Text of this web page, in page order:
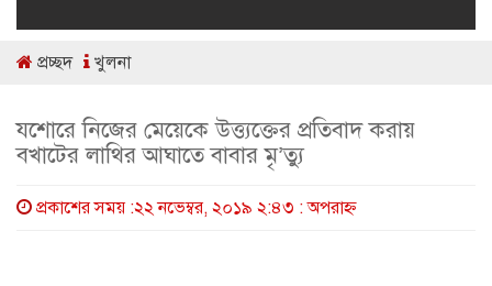
প্রচ্ছদ খুলনা
যশোরে নিজের মেয়েকে উত্ত্যক্তের প্রতিবাদ করায়
বখাটের লাথির আঘাতে বাবার মৃ’ত্যু
প্রকাশের সময় :২২ নভেম্বর, ২০১৯ ২:৪৩ : অপরাহ্ণ